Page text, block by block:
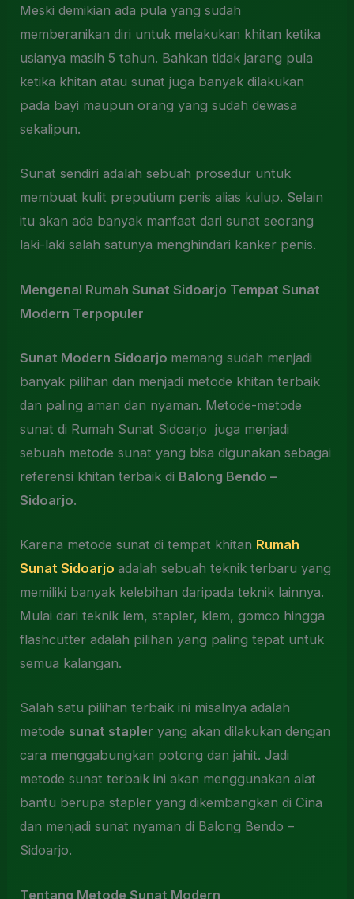
Meski demikian ada pula yang sudah
memberanikan diri untuk melakukan khitan ketika
usianya masih 5 tahun. Bahkan tidak jarang pula
ketika khitan atau sunat juga banyak dilakukan
pada bayi maupun orang yang sudah dewasa
sekalipun.
Sunat sendiri adalah sebuah prosedur untuk
membuat kulit preputium penis alias kulup. Selain
itu akan ada banyak manfaat dari sunat seorang
laki-laki salah satunya menghindari kanker penis.
Mengenal Rumah Sunat Sidoarjo Tempat Sunat
Modern Terpopuler
Sunat ModernSidoarjo memang sudah menjadi
banyak pilihan dan menjadi metode khitan terbaik
dan paling aman dan nyaman. Metode-metode
sunat di Rumah Sunat Sidoarjo juga menjadi
sebuah metode sunat yang bisa digunakan sebagai
referensi khitan terbaik di Balong Bendo –
Sidoarjo.
Karena metode sunat di tempat khitan Rumah
Sunat Sidoarjoadalah sebuah teknik terbaru yang
memiliki banyak kelebihan daripada teknik lainnya.
Mulai dari teknik lem, stapler, klem, gomco hingga
flashcutter adalah pilihan yang paling tepat untuk
semua kalangan.
Salah satu pilihan terbaik ini misalnya adalah
metode sunat stapler yang akan dilakukan dengan
cara menggabungkan potong dan jahit. Jadi
metode sunat terbaik ini akan menggunakan alat
bantu berupa stapler yang dikembangkan di Cina
dan menjadi sunat nyaman di Balong Bendo –
Sidoarjo.
Tentang Metode Sunat Modern